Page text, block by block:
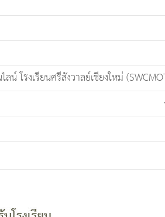
น์ โรงเรียนศรีสังวาลย์เชียงใหม่